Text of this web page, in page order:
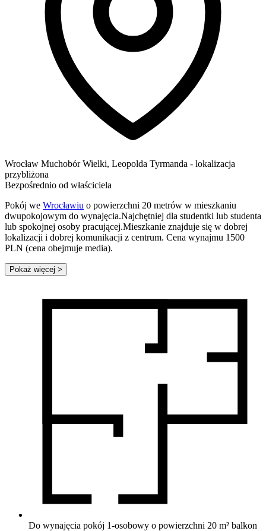
Wrocław Muchobór Wielki, Leopolda Tyrmanda - lokalizacja
przybliżona
Bezpośrednio od właściciela
Pokój we Wrocławiu o powierzchni 20 metrów w mieszkaniu
dwupokojowym do wynajęcia.Najchętniej dla studentki lub studenta
lub spokojnej osoby pracującej.Mieszkanie znajduje się w dobrej
lokalizacji i dobrej komunikacji z centrum. Cena wynajmu 1500
PLN (cena obejmuje media).
Pokaż więcej >
Do wynajęcia pokój 1-osobowy o powierzchni 20 m² balkon